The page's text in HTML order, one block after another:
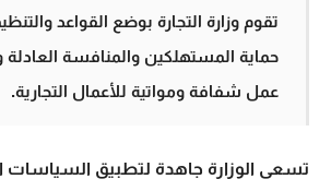
تقوم وزارة التجارة بوضع القواعد
حماية المستهلكين والمنافسة العادلة
عمل شفافة ومواتية للأعمال التجارية.
تسعى الوزارة جاهدة لتطبيق السياسات